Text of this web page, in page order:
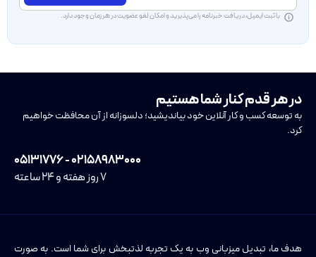
با ثبت ایمیل، دریافت خبرنامه را می‌پذیرید و امکان لغو عضویت در هر زمان وجود دارد.
در هر قدم کنار شما هستیم
به توسعه کسب و کار آنلاین خود بیاندیشید؛ دلسوزانه از آن محافظت خواهیم
کرد.
۰۲۱۵۸۹۸۳۰۰۰ - ۰۵۱۳۱۷۷۶
۷ روز هفته و ۲۴ ساعته
هدف ما، تبدیل میزبانی وب به یک تجربه لذتبخش برای شما است. به صورت